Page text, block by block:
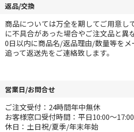
返品/交換
商品については万全を期してご用意し
に不具合があった場合やご注文品と異
0日以内に商品名/返品理由/数量等をメ
追って返送先をご連絡致します。
営業日/お問合せ
ご注文受付：24時間年中無休
お客様窓口受付時間：平日10:00～
休日：土日祝/夏季/年末年始